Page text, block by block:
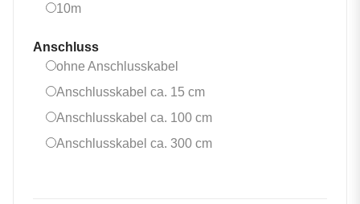
10m10m
Anschluss
ohne Anschlusskabel
Anschlusskabel ca. 15 cmAnschlusskabel ca. 15 cm
Anschlusskabel ca. 100 cmAnschlusskabel ca. 100
Anschlusskabel ca. 300 cmAnschlusskabel ca. 300